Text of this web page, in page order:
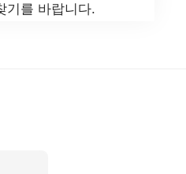
기를 바랍니다.